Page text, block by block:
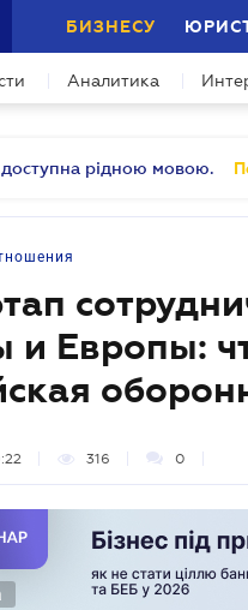
БИЗНЕСУ
Аналитика
доступна рідною мовою.
и Европы:
316 0